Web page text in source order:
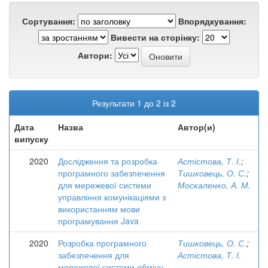
Сортування:
Впорядкування:
Вивести на сторінку:
Автори:
Результати 1 до 2 із 2
Дата
випуску
Назва Автор(и)
2020
Дослідження та розробка
програмного забезпечення
для мережевої системи
управління комунікаціями з
використанням мови
програмування Java
Астістова, Т. І.;
Тишковець, О. С.;
Москаленко, А. М.
2020
Розробка програмного
забезпечення для
Тишковець, О. С.;
Астістова, Т. І.